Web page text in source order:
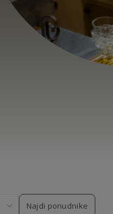
Najdi ponudnike